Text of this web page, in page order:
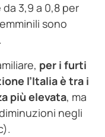
3,9 a 0,8 per
sono
per i furti
l’Italia è tra i
più elevata, ma
negli